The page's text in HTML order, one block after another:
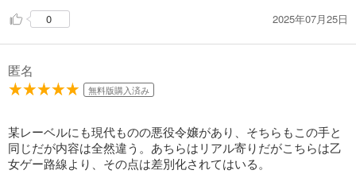
ていくところが見所です。
また、主人公には難病に苦しむ妹がおり、その子とのやり取り
皆がハッピーエンドになる物語だといいな。
0
2025年07月25日
匿名
無料版購入済み
某レーベルにも現代ものの悪役令嬢があり、そちらもこの手と
同じだが内容は全然違う。あちらはリアル寄りだがこちらは乙
女ゲー路線より、その点は差別化されてはいる。